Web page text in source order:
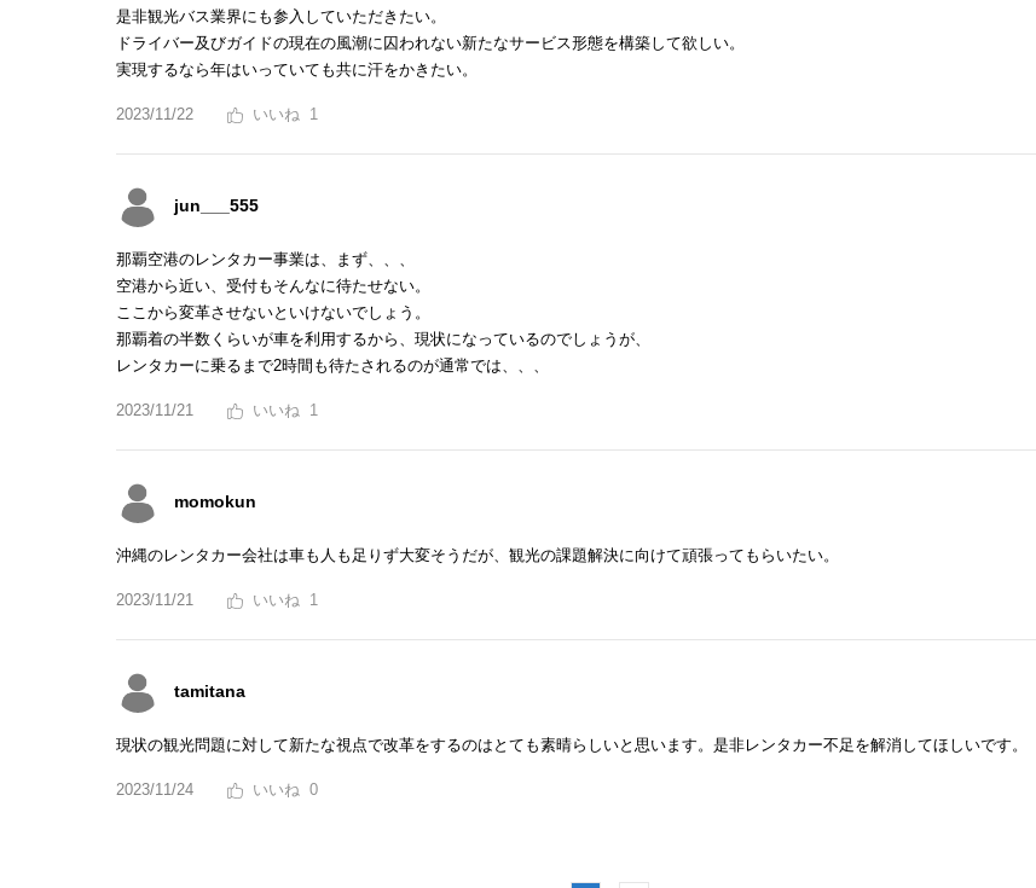
是非観光バス業界にも参入していただきたい。
ドライバー及びガイドの現在の風潮に囚われない新たなサービス形態を構築して欲しい。
実現するなら年はいっていても共に汗をかきたい。
2023/11/22 1
jun___555
那覇空港のレンタカー事業は、まず、、、
空港から近い、受付もそんなに待たせない。
ここから変革させないといけないでしょう。
那覇着の半数くらいが車を利用するから、現状になっているのでしょうが、
レンタカーに乗るまで2時間も待たされるのが通常では、、、
2023/11/21 1
momokun
沖縄のレンタカー会社は車も人も足りず大変そうだが、観光の課題解決に向けて頑張ってもらいたい。
2023/11/21 1
tamitana
現状の観光問題に対して新たな視点で改革をするのはとても素晴らしいと思います。是非レンタカー不足を解消してほしいです。
2023/11/24 0